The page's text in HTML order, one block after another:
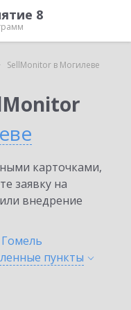
8
SellMonitor в Могилеве
карточками,
заявку на
внедрение
Гомель
пункты